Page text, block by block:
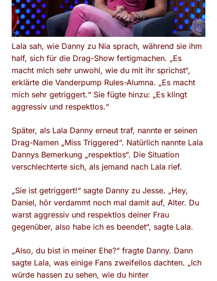
Lala sah, wie Danny zu Nia sprach, während sie ihm
half, sich für die Drag-Show fertigmachen. „Es
macht mich sehr unwohl, wie du mit ihr sprichst“,
erklärte die Vanderpump Rules-Alumna. „Es macht
mich sehr getriggert.“ Sie fügte hinzu: „Es klingt
aggressiv und respektlos.“
Später, als Lala Danny erneut traf, nannte er seinen
Drag-Namen „Miss Triggered“. Natürlich nannte Lala
Dannys Bemerkung „respektlos“. Die Situation
verschlechterte sich, als jemand nach Lala rief.
„Sie ist getriggert!“ sagte Danny zu Jesse. „Hey,
Daniel, hör verdammt noch mal damit auf, Alter. Du
warst aggressiv und respektlos deiner Frau
gegenüber, also habe ich es beendet“, sagte Lala.
„Also, du bist in meiner Ehe?“ fragte Danny. Dann
sagte Lala, was einige Fans zweifellos dachten. „Ich
würde hassen zu sehen, wie du hinter